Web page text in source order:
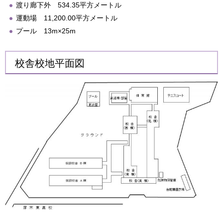
渡り廊下外 534.35平方メートル
運動場 11,200.00平方メートル
プール 13m×25m
校舎校地平面図